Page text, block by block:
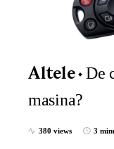
Altele
De
masina?
380 views 3